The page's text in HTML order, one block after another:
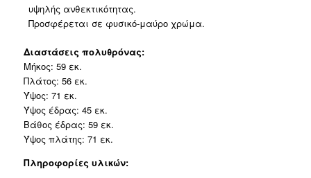
υψηλής ανθεκτικότητας.
Προσφέρεται σε φυσικό-μαύρο χρώμα.
Διαστάσεις πολυθρόνας:
Μήκος: 59 εκ.
Πλάτος: 56 εκ.
Ύψος: 71 εκ.
Ύψος έδρας: 45 εκ.
Βάθος έδρας: 59 εκ.
Ύψος πλάτης: 71 εκ.
Πληροφορίες υλικών: